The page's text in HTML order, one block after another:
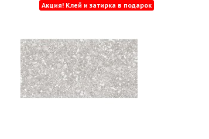
Акция! Клей и затирка в подарок